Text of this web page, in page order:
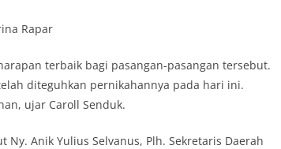
Rapar
terbaik bagi pasangan-pasangan tersebut.
diteguhkan pernikahannya pada hari ini.
ujar Caroll Senduk.
Anik Yulius Selvanus, Plh. Sekretaris Daerah